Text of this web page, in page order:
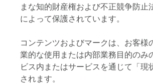
まな知的財産権および不正競争防止
によって保護されています。
コンテンツおよびマークは、お客様
業的な使用または内部業務目的のみ
ビス内またはサービスを通じて「現
されます。